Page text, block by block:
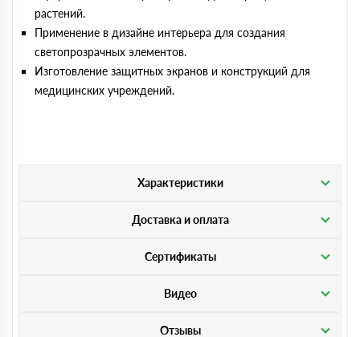
растений.
Применение в дизайне интерьера для создания
светопрозрачных элементов.
Изготовление защитных экранов и конструкций для
медицинских учреждений.
Характеристики
Доставка и оплата
Сертификаты
Видео
Отзывы